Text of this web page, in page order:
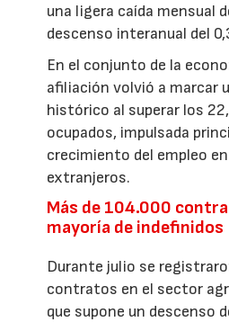
una ligera caída mensual
descenso interanual del
En el conjunto de la
afiliación volvió a marcar
histórico al superar los
ocupados, impulsada
crecimiento del empleo
extranjeros.
Más de 104.000
mayoría de indefinidos
Durante julio se
contratos en el sector
que supone un descenso